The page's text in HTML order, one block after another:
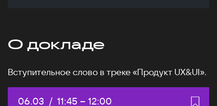
О докладе
Вступительное слово в треке «Продукт UX&UI».
Дата:
06.03 / Начало:
11:45 – Конец:
12:00